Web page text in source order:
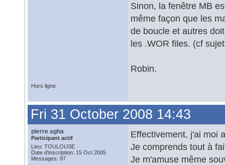
Sinon, la fenêtre MB
même façon que les
de boucle et autres
les .WOR files. (cf
Robin.
Hors ligne
Fri 31 October 2008 14:43
pierre agha
Participant actif
Lieu: TOULOUSE
Date d'inscription: 15 Oct 2005
Messages: 97
Effectivement, j'ai moi
Je comprends tout à
Je m'amuse même